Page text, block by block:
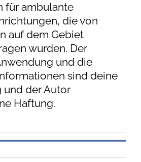
für ambulante
die von
auf dem Gebiet
wurden. Der
und die
sind deine
und der Autor
Haftung.